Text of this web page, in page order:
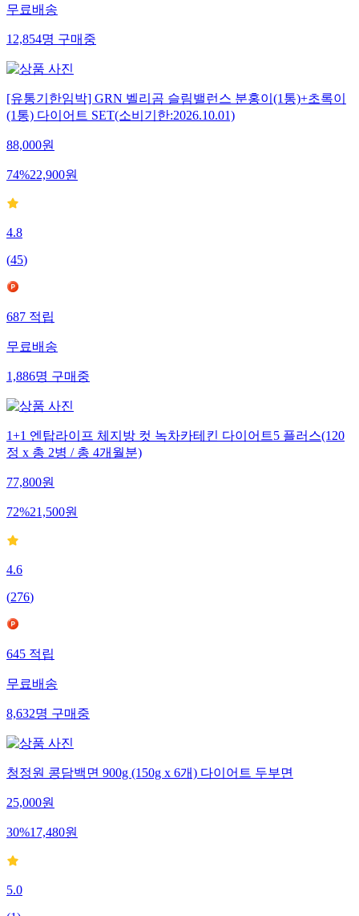
무료배송
12,854명구매중
[유통기한임박] GRN 벨리곰 슬림밸런스 분홍이(1통)+초록이
(1통) 다이어트 SET(소비기한:2026.10.01)
88,000원
74%22,900원
4.8
(45)
687적립
무료배송
1,886명구매중
1+1 엔탑라이프 체지방 컷 녹차카테킨 다이어트5 플러스(120
정 x 총 2병 / 총 4개월분)
77,800원
72%21,500원
4.6
(276)
645적립
무료배송
8,632명구매중
청정원 콩담백면 900g (150g x 6개) 다이어트 두부면
25,000원
30%17,480원
5.0